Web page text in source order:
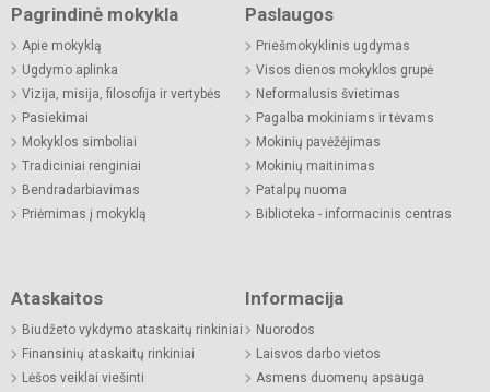
Pagrindinė mokykla
Apie mokyklą
Ugdymo aplinka
Vizija, misija, filosofija ir vertybės
Pasiekimai
Mokyklos simboliai
Tradiciniai renginiai
Bendradarbiavimas
Priėmimas į mokyklą
Paslaugos
Priešmokyklinis ugdymas
Visos dienos mokyklos grupė
Neformalusis švietimas
Pagalba mokiniams ir tėvams
Mokinių pavėžėjimas
Mokinių maitinimas
Patalpų nuoma
Biblioteka - informacinis centras
Ataskaitos
Biudžeto vykdymo ataskaitų rinkiniai
Finansinių ataskaitų rinkiniai
Lėšos veiklai viešinti
Informacija
Nuorodos
Laisvos darbo vietos
Asmens duomenų apsauga